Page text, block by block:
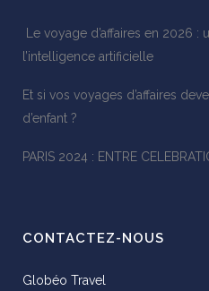
Le voyage d’affaires en 2026
l’intelligence artificielle
Et si vos voyages d’affaires
d’enfant ?
PARIS 2024 : ENTRE
CONTACTEZ-NOUS
Globéo Travel